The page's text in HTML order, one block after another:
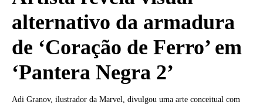
alternativo da armadura
de ‘Coração de Ferro’ em
‘Pantera Negra 2’
Adi Granov, ilustrador da Marvel, divulgou uma arte conceitual com